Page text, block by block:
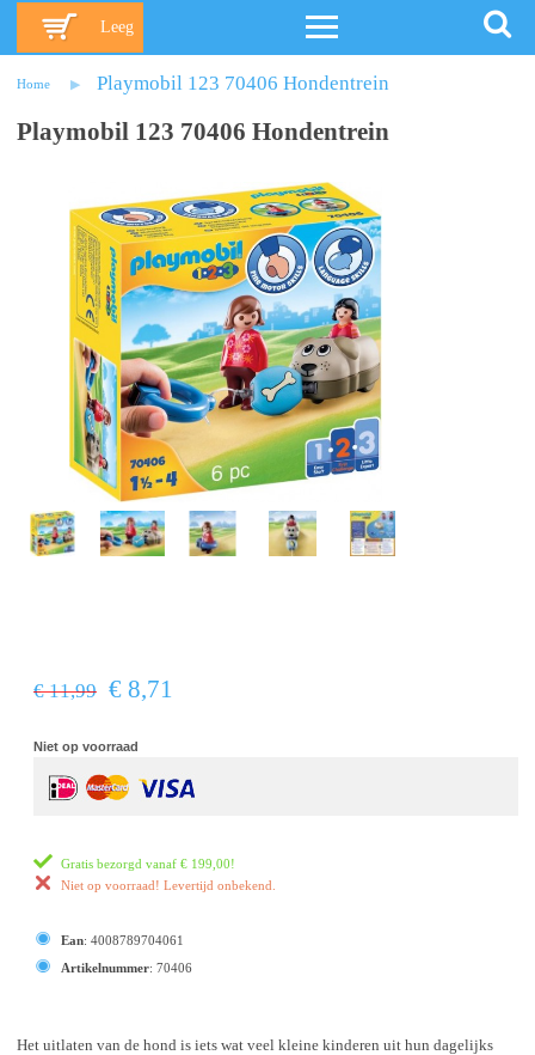
Leeg
Home Playmobil 123 70406 Hondentrein
Playmobil 123 70406 Hondentrein
€ 11,99 € 8,71
Niet op voorraad
Gratis bezorgd vanaf € 199,00!
Niet op voorraad! Levertijd onbekend.
Ean: 4008789704061
Artikelnummer: 70406
Het uitlaten van de hond is iets wat veel kleine kinderen uit hun dagelijks